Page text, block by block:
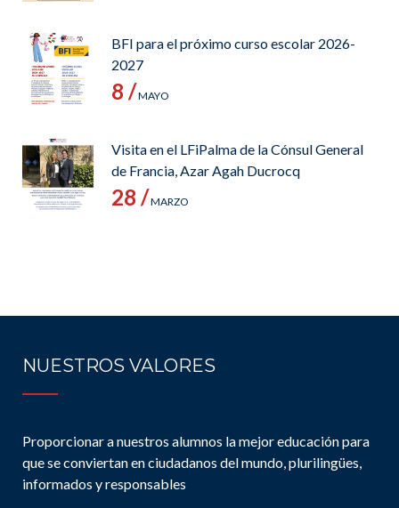
BFI para el próximo curso escolar 2026-
2027
8 /MAYO
Visita en el LFiPalma de la Cónsul General
de Francia, Azar Agah Ducrocq
28 /MARZO
NUESTROS VALORES
Proporcionar a nuestros alumnos la mejor educación para
que se conviertan en ciudadanos del mundo, plurilingües,
informados y responsables